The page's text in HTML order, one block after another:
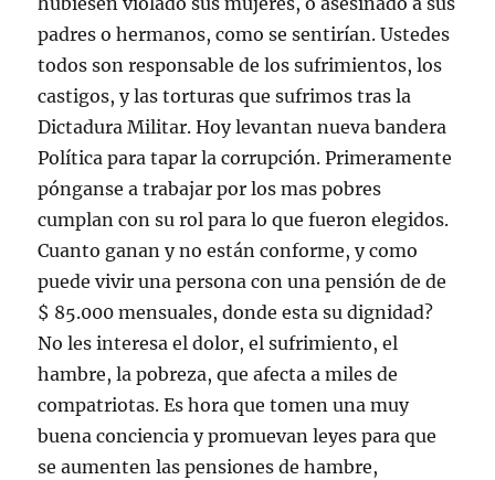
padres o hermanos, como se sentirían. Ustedes
todos son responsable de los sufrimientos, los
castigos, y las torturas que sufrimos tras la
Dictadura Militar. Hoy levantan nueva bandera
Política para tapar la corrupción. Primeramente
pónganse a trabajar por los mas pobres
cumplan con su rol para lo que fueron elegidos.
Cuanto ganan y no están conforme, y como
puede vivir una persona con una pensión de de
$ 85.000 mensuales, donde esta su dignidad?
No les interesa el dolor, el sufrimiento, el
hambre, la pobreza, que afecta a miles de
compatriotas. Es hora que tomen una muy
buena conciencia y promuevan leyes para que
se aumenten las pensiones de hambre,